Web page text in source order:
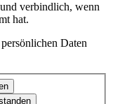
verbindlich, wenn
hat.
Daten